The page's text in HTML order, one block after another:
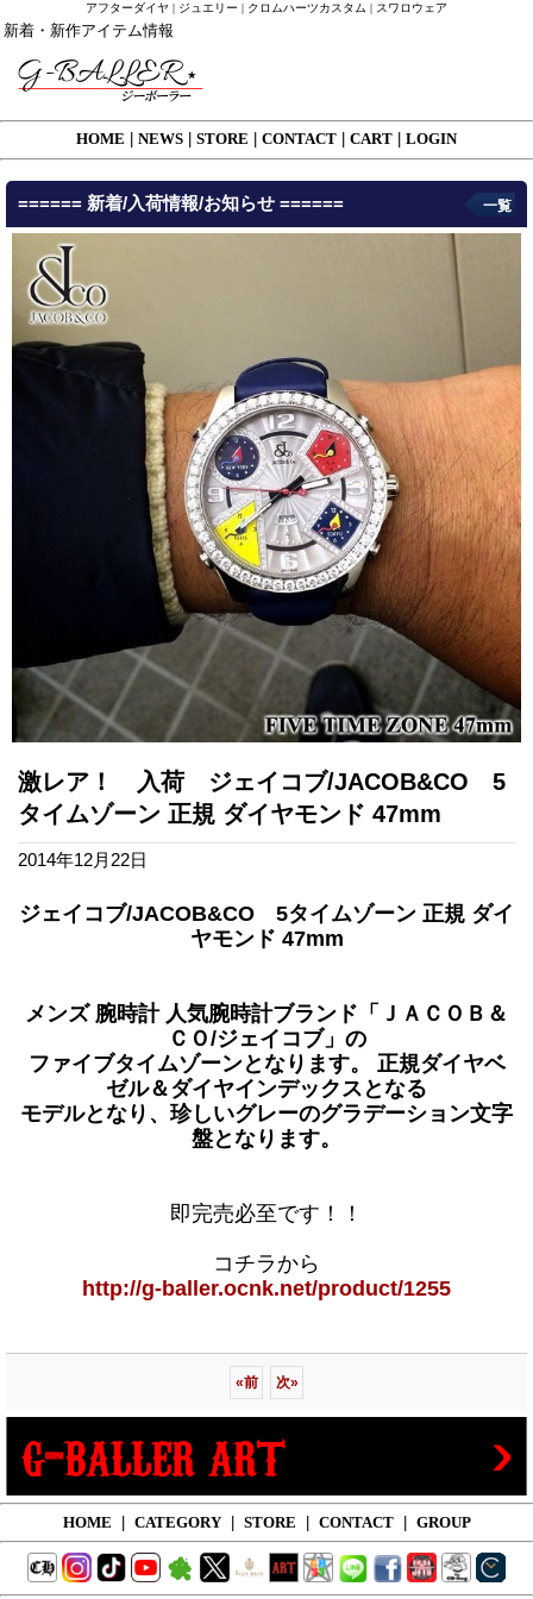
アフターダイヤ | ジュエリー | クロムハーツカスタム | スワロウェア
新着・新作アイテム情報
HOME NEWS STORE CONTACT CART LOGIN
====== 新着/入荷情報/お知らせ ====== 一覧
激レア！ 入荷 ジェイコブ/JACOB&CO 5
タイムゾーン 正規 ダイヤモンド 47mm
2014年12月22日
ジェイコブ/JACOB&CO 5タイムゾーン 正規 ダイ
ヤモンド 47mm
メンズ 腕時計 人気腕時計ブランド「ＪＡＣＯＢ＆
ＣＯ/ジェイコブ」の
ファイブタイムゾーンとなります。 正規ダイヤベ
ゼル＆ダイヤインデックスとなる
モデルとなり、珍しいグレーのグラデーション文字
盤となります。
即完売必至です！！
コチラから
http://g-baller.ocnk.net/product/1255
«前 次»
HOME | CATEGORY | STORE | CONTACT | GROUP